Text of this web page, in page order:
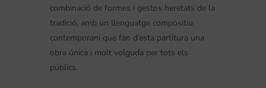
combinació de formes i gestos heretats de la
tradició, amb un llenguatge compositiu
contemporani que fan d’esta partitura una
obra única i molt volguda per tots els
públics.